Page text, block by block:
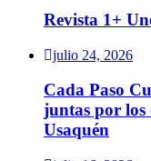
Revista 1+
julio 24, 2026
Cada Paso
juntas por los
Usaquén